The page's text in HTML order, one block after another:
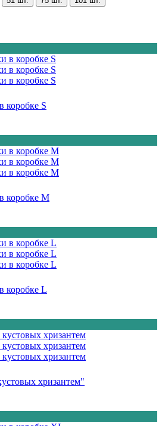
коробке S
коробке M
коробке L
хризантем"